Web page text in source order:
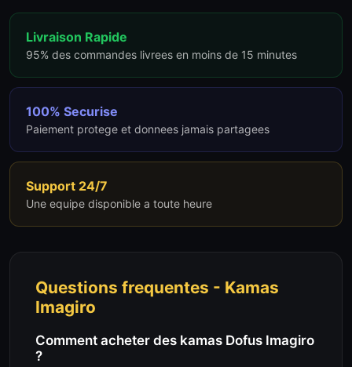
Livraison Rapide
95% des commandes livrees en moins de 15 minutes
100% Securise
Paiement protege et donnees jamais partagees
Support 24/7
Une equipe disponible a toute heure
Questions frequentes - Kamas
Imagiro
Comment acheter des kamas Dofus Imagiro
?